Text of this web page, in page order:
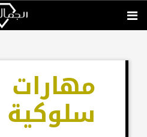
مهارات
سلوكية